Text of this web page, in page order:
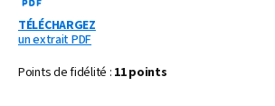
TÉLÉCHARGEZ
un extrait PDF
Points de fidélité : 11 points